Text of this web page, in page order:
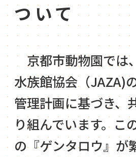
ついて
京都市動物園では
水族館協会（JAZA)
管理計画に基づき、
り組んでいます。こ
の『ゲンタロウ』が